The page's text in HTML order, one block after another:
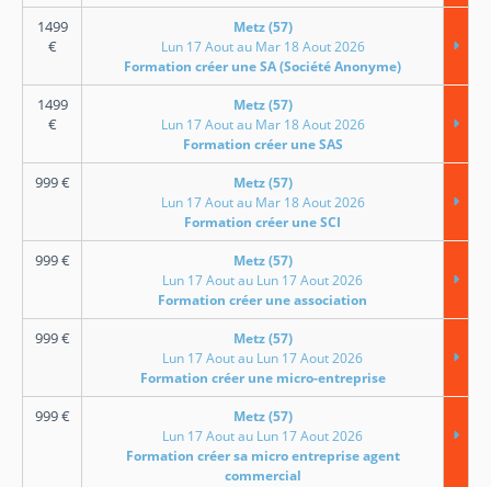
1499
€
Metz (57)
Lun 17 Aout au Mar 18 Aout 2026
Formation créer une SA (Société Anonyme)
1499
€
Metz (57)
Lun 17 Aout au Mar 18 Aout 2026
Formation créer une SAS
999€
Metz (57)
Lun 17 Aout au Mar 18 Aout 2026
Formation créer une SCI
999€
Metz (57)
Lun 17 Aout au Lun 17 Aout 2026
Formation créer une association
999€
Metz (57)
Lun 17 Aout au Lun 17 Aout 2026
Formation créer une micro-entreprise
999€
Metz (57)
Lun 17 Aout au Lun 17 Aout 2026
Formation créer sa micro entreprise agent
commercial